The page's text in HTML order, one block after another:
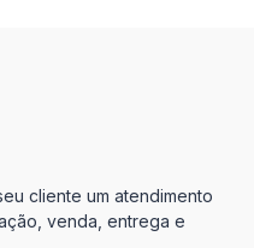
cliente um atendimento
venda, entrega e